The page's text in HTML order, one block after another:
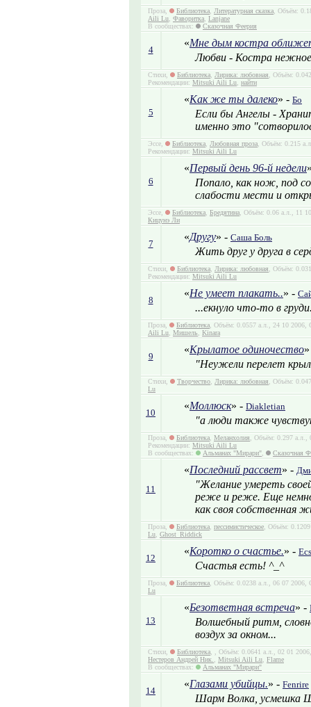
Проза, Библиотека Литературная сказка , Объём:
Aili Lu Фаворитка Lanjane
В сообществах:
Сказочная Феерия
4
«Мне дым костра
Любви - Костра нежное
Стихи, Библиотека Лирика: любовная , Объём:
Рекомендации: Mitsuki Aili Lu найти
5
«Как же ты далеко» - Бо
Если бы Ангелы -
именно это
Эссе, Библиотека Любовная проза , Объём: 0.215
Рекомендации: Mitsuki Aili Lu
6
«Первый день 96-й недели
Попало, как нож, под
слабости мести и
Эссе, Библиотека Бредятина , Объём: 0.06 а.л., 11
Кицунэ Ли
7
«Другу» - Саша Боль
Жить друг у друга в
Стихи, Библиотека Лирика: любовная , Объём:
Рекомендации: Mitsuki Aili Lu
8
«Не умеет плакать..» -
...екнуло что-то в
Проза, Библиотека , Объём: 0.0557 а.л., 24 10
Aili Lu Мишель Kinara
9
«Крылатое одиночество
"Неужели перелет
Стихи, Творчество Лирика: любовная , Объём:
Lu
10
«Моллюск» - Diakletian
"а люди также
Проза, Библиотека Меланхолия , Объём: 0.297
Рекомендации: Mitsuki Aili Lu
В сообществах:
Альманах "Мирари" Сказочная
11
«Последний рассвет» -
"Желание умереть
реже и реже. Еще
как своя собственная
Проза, Библиотека пессимистическое , Объём:
Lu Ghost_Riddick
12
«Коротко о счастье.» -
Счастья есть! ^_^
Проза, Библиотека , Объём: 0.0238 а.л., 06 07
Lu
13
«Безответная встреча» -
Волшебный ритм,
воздух за окном...
Стихи, Библиотека
, Объём: 0.0641 а.л., 02 01
Нестеров Андрей Ник.
Mitsuki Aili Lu Flame
В сообществах:
Альманах "Мирари"
14
«Глазами убийцы.» - Fenrire
Шарм Волка, усмешка